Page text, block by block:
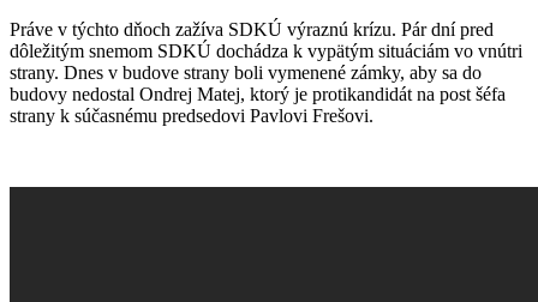
Práve v týchto dňoch zažíva SDKÚ výraznú krízu. Pár dní pred
dôležitým snemom SDKÚ dochádza k vypätým situáciám vo vnútri
strany. Dnes v budove strany boli vymenené zámky, aby sa do
budovy nedostal Ondrej Matej, ktorý je protikandidát na post šéfa
strany k súčasnému predsedovi Pavlovi Frešovi.